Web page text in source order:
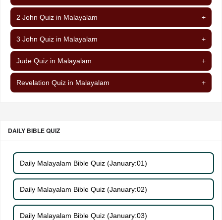
2 John Quiz in Malayalam +
3 John Quiz in Malayalam +
Jude Quiz in Malayalam +
Revelation Quiz in Malayalam +
DAILY BIBLE QUIZ
Daily Malayalam Bible Quiz (January:01)
Daily Malayalam Bible Quiz (January:02)
Daily Malayalam Bible Quiz (January:03)